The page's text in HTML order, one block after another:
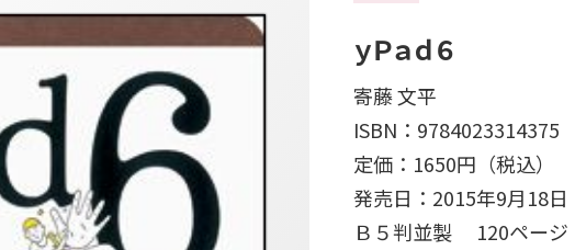
ｙＰａｄ６
寄藤 文平
ISBN：9784023314375
定価：1650円（税込）
発売日：2015年9月18日
Ｂ５判並製 120ページ